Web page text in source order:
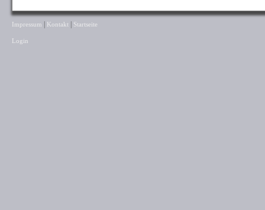
Impressum | Kontakt | Startseite
Login